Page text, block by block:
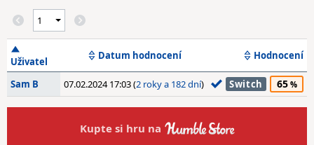
Uživatel Datum hodnocení Hodnocení
Sam B 07.02.2024 17:03 (2 roky a 182 dní) Switch 65
Kupte si hru na